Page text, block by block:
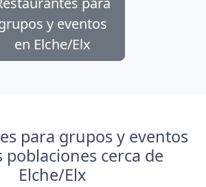
y eventos
en Elche/Elx
para grupos y eventos
poblaciones cerca de
Elche/Elx